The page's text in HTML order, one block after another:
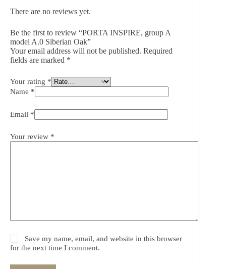
There are no reviews yet.
Be the first to review “PORTA INSPIRE, group A
model A.0 Siberian Oak”
Your email address will not be published. Required
fields are marked *
Your rating *
Name *
Email *
Your review *
Save my name, email, and website in this browser
for the next time I comment.